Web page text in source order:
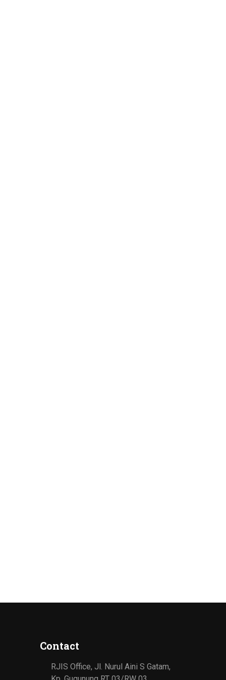
Contact
RJIS Office, Jl. Nurul Aini S Gatam,